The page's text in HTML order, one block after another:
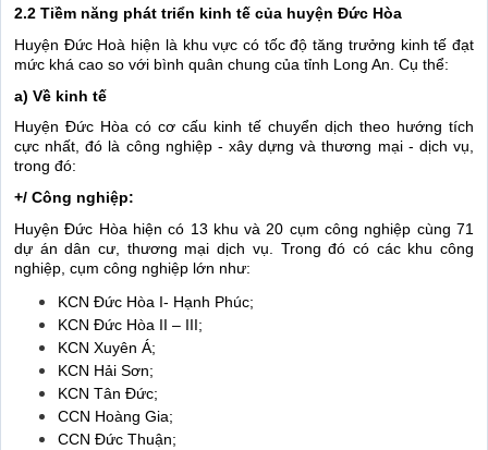
2.2 Tiềm năng phát triển kinh tế của huyện Đức Hòa
Huyện Đức Hoà hiện là khu vực có tốc độ tăng trưởng kinh tế đạt
mức khá cao so với bình quân chung của tỉnh Long An. Cụ thể:
a) Về kinh tế
Huyện Đức Hòa có cơ cấu kinh tế chuyển dịch theo hướng tích
cực nhất, đó là công nghiệp - xây dựng và thương mại - dịch vụ,
trong đó:
+/ Công nghiệp:
Huyện Đức Hòa hiện có 13 khu và 20 cụm công nghiệp cùng 71
dự án dân cư, thương mại dịch vụ. Trong đó có các khu công
nghiệp, cụm công nghiệp lớn như:
KCN Đức Hòa I- Hạnh Phúc;
KCN Đức Hòa II – III;
KCN Xuyên Á;
KCN Hải Sơn;
KCN Tân Đức;
CCN Hoàng Gia;
CCN Đức Thuận;